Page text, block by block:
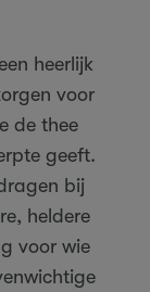
heerlijk
voor
de thee
geeft.
bij
heldere
voor wie